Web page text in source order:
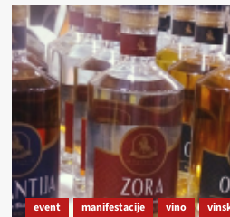
event manifestacije vino